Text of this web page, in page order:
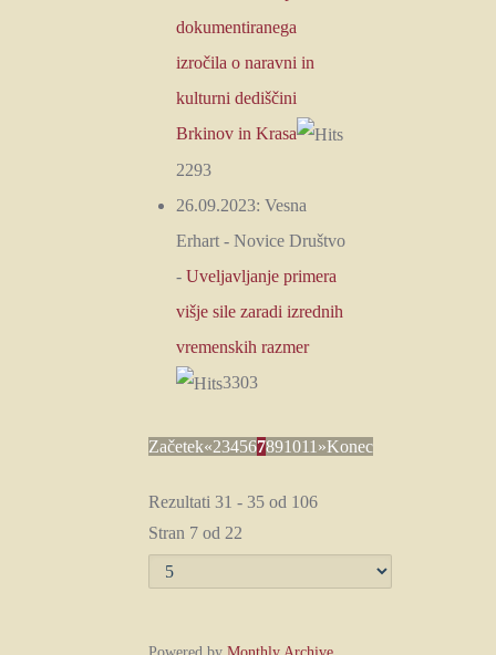
dokumentiranega
izročila o naravni in
kulturni dediščini
Brkinov in Krasa
2293
26.09.2023:Vesna
Erhart -Novice Društvo
-Uveljavljanje primera
višje sile zaradi izrednih
vremenskih razmer
3303
Začetek«234567891011 »Konec
Rezultati 31 - 35 od 106
Stran 7 od 22